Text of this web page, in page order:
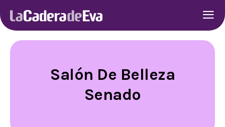
Salón De Belleza
Senado